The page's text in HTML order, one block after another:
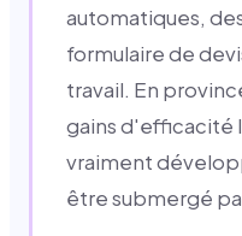
automatiques,
formulaire de
travail. En
gains d'efficacité
vraiment
être submergé